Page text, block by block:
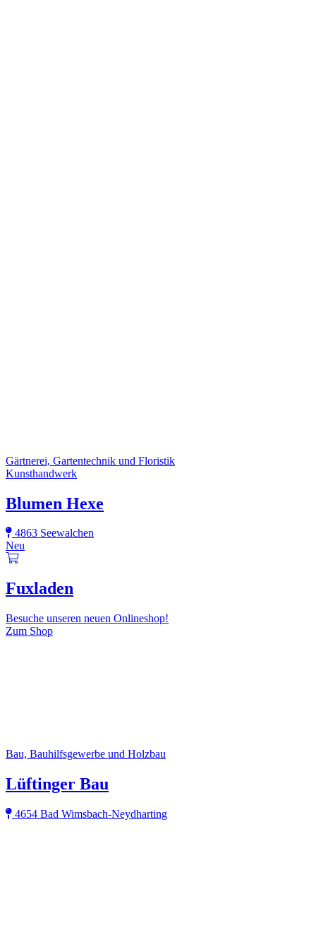
Gärtnerei, Gartentechnik und Floristik
Kunsthandwerk
Blumen Hexe
4863 Seewalchen
Neu
Fuxladen
Besuche unseren neuen Onlineshop!
Zum Shop
Bau, Bauhilfsgewerbe und Holzbau
Lüftinger Bau
4654 Bad Wimsbach-Neydharting